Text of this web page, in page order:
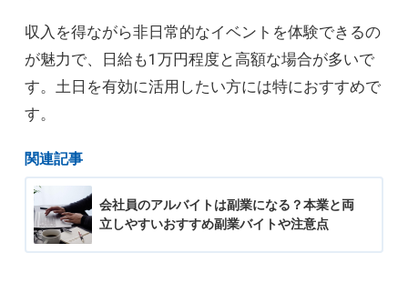
収入を得ながら非日常的なイベントを体験できるの
が魅力で、日給も1万円程度と高額な場合が多いで
す。土日を有効に活用したい方には特におすすめで
す。
関連記事
会社員のアルバイトは副業になる？本業と両
立しやすいおすすめ副業バイトや注意点